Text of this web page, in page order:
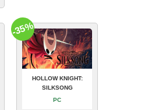
HOLLOW KNIGHT:
SILKSONG
PC
-35%